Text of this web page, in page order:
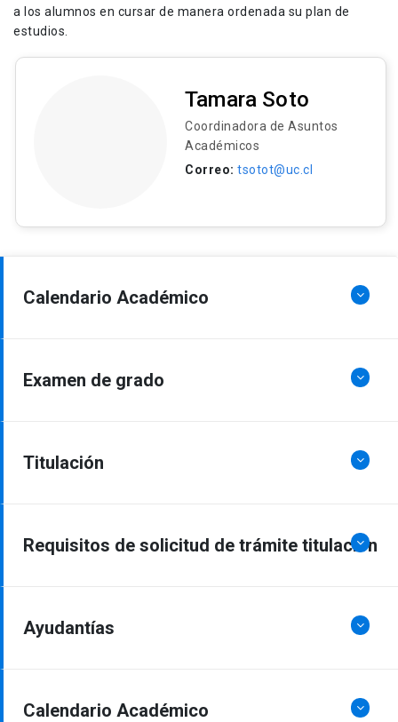
a los alumnos en cursar de manera ordenada su plan de
estudios.
Tamara Soto
Coordinadora de Asuntos
Académicos
Correo: tsotot@uc.cl
Calendario Académico
Examen de grado
Titulación
Requisitos de solicitud de trámite titulación
Ayudantías
Calendario Académico